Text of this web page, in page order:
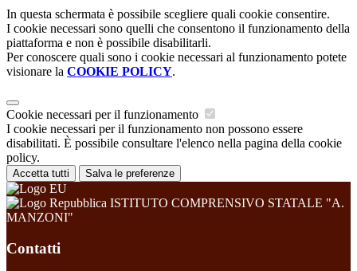
In questa schermata è possibile scegliere quali cookie consentire.
I cookie necessari sono quelli che consentono il funzionamento della
piattaforma e non è possibile disabilitarli.
Per conoscere quali sono i cookie necessari al funzionamento potete
visionare la COOKIE POLICY.
Cookie necessari per il funzionamento
I cookie necessari per il funzionamento non possono essere
disabilitati. È possibile consultare l'elenco nella pagina della cookie
policy.
Accetta tutti Salva le preferenze
ISTITUTO COMPRENSIVO STATALE "A.
MANZONI"
Contatti